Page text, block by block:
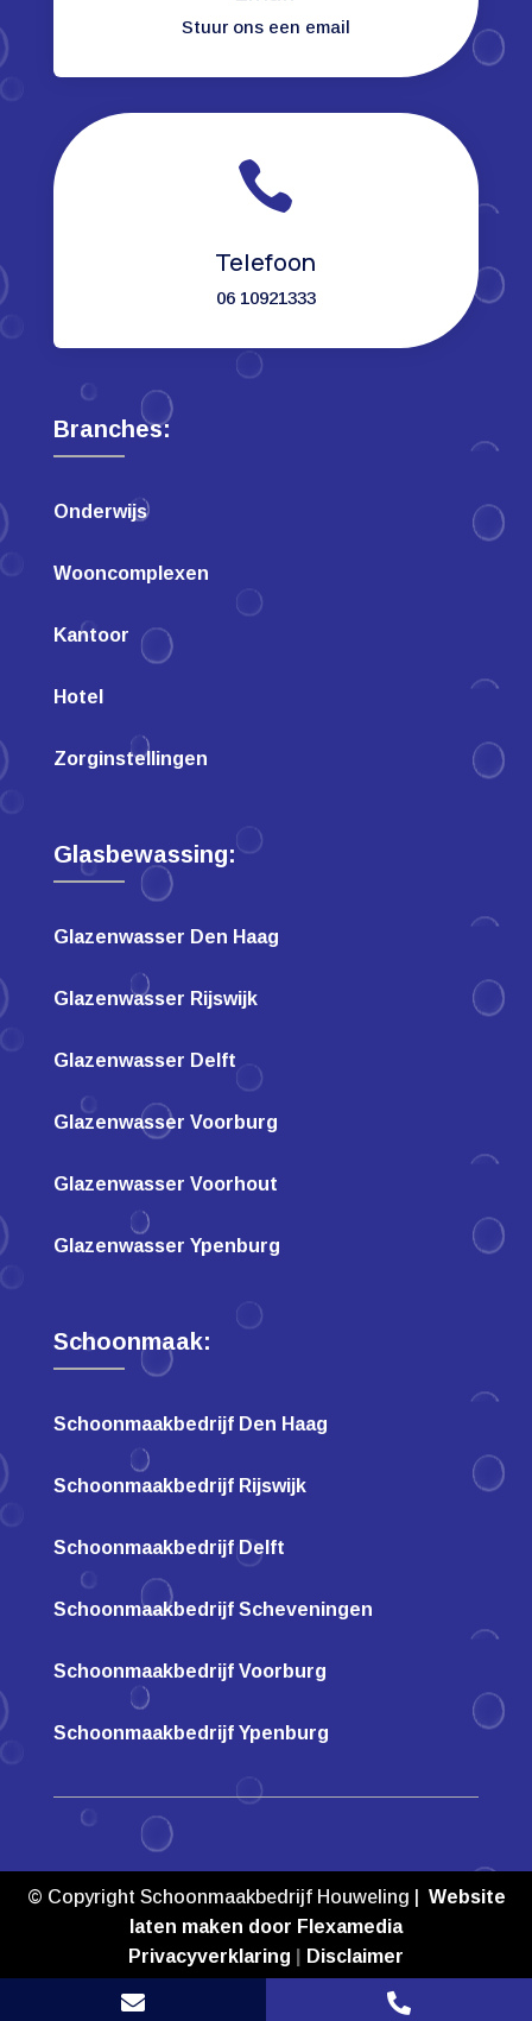
Stuur ons een email

Telefoon
06 10921333
Branches:
Onderwijs
Wooncomplexen
Kantoor
Hotel
Zorginstellingen
Glasbewassing:
Glazenwasser Den Haag
Glazenwasser Rijswijk
Glazenwasser Delft
Glazenwasser Voorburg
Glazenwasser Voorhout
Glazenwasser Ypenburg
Schoonmaak:
Schoonmaakbedrijf Den Haag
Schoonmaakbedrijf Rijswijk
Schoonmaakbedrijf Delft
Schoonmaakbedrijf Scheveningen
Schoonmaakbedrijf Voorburg
Schoonmaakbedrijf Ypenburg
© Copyright Schoonmaakbedrijf Houweling | Website
laten maken door Flexamedia
Privacyverklaring
Disclaimer
 